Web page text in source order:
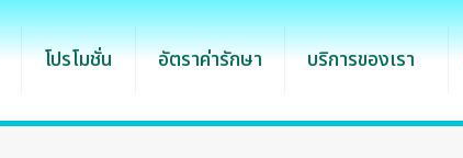
โปรโมชั่น อัตราค่ารักษา บริการของเรา